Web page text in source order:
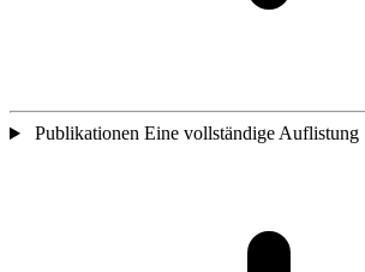
Publikationen Eine vollständige Auflistung